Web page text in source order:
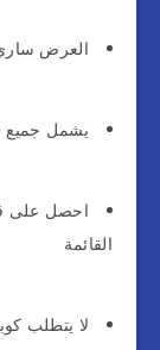
العرض ساري
يشمل جميع
احصل على
القائمة
لا يتطلب